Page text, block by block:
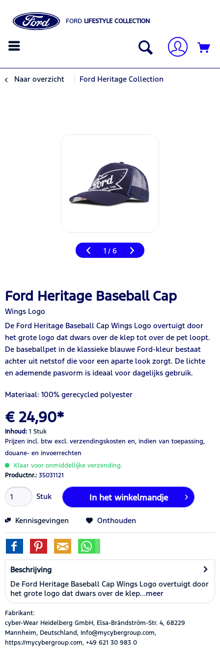
FORD LIFESTYLE COLLECTION
Naar overzicht Ford Heritage Collection
1 / 6
Ford Heritage Baseball Cap
Wings Logo
De Ford Heritage Baseball Cap Wings Logo overtuigt door
het grote logo dat dwars over de klep tot over de pet loopt.
De baseballpet in de klassieke blauwe Ford-kleur bestaat
achter uit netstof die voor een aparte look zorgt. De lichte
en ademende pasvorm is ideaal voor dagelijks gebruik.
Materiaal: 100% gerecycled polyester
€ 24,90*
Inhoud: 1 Stuk
Prijzen incl. btw excl. verzendingskosten en, indien van toepassing,
douane- en invoerrechten
Klaar voor onmiddellijke verzending.
Productnr.: 35031121
Stuk In het winkelmandje
Kennisgevingen Onthouden
Beschrijving
De Ford Heritage Baseball Cap Wings Logo overtuigt door
het grote logo dat dwars over de klep...meer
Fabrikant:
cyber-Wear Heidelberg GmbH, Elsa-Brändström-Str. 4, 68229
Mannheim, Deutschland, Info@mycybergroup.com,
https://mycybergroup.com, +49 621 30 983 0